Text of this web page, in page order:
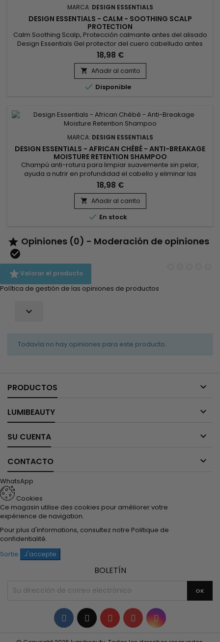
MARCA: DESIGN ESSENTIALS
DESIGN ESSENTIALS - CALM - SOOTHING SCALP
PROTECTION
Calm Soothing Scalp, Protección calmante antes del alisado
Design Essentials Gel protector del cuero cabelludo antes
del alisado.&nbsp; Su fórmula enriquecida con ingredientes
calmantes (menta, aloe vera, karité) le permite proteger el
cuero cabelludo de posibles irritaciones durante el proceso
de alisado.&nbsp; Jalea ligera de fácil aplicación, reduce...
18,98 €
 Añadir al carrito
 Disponible
MARCA: DESIGN ESSENTIALS
DESIGN ESSENTIALS - AFRICAN CHÉBÉ - ANTI-BREAKAGE
MOISTURE RETENTION SHAMPOO
Champú anti-rotura para limpiar suavemente sin pelar,
ayuda a nutrir en profundidad el cabello y eliminar las
impurezas.&nbsp; Enriquecido con extracto de Chébé
africano, el champú antirotura para retención de humedad
Design Essentials African Chébé ayuda a prevenir la rotura,
las puntas abiertas y la deshidratación del cabello.&nbsp;
Reduce la...
18,98 €
 Añadir al carrito
 En stock
 Opiniones (0) - Moderación de opiniones

Valorar el producto
Política de gestión de las opiniones de productos

Todavía no hay opiniones para este producto.
PRODUCTOS 
LUMIBEAUTY 
SU CUENTA 
CONTACTO 
WhatsApp
Cookies
Ce magasin utilise des cookies pour améliorer votre
expérience de navigation.
Pour plus d'informations, consultez notre Politique de
confidentialité.
Sortie
J'accepte
BOLETÍN
Facebook
TwitterYouTubePinterestInstagram